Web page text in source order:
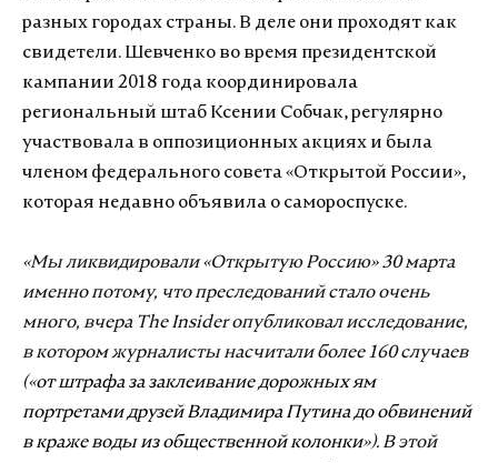
разных городах страны. В деле они проходят как
свидетели. Шевченко во время президентской
кампании 2018 года координировала
региональный штаб Ксении Собчак, регулярно
участвовала в оппозиционных акциях и была
членом федерального совета «Открытой России»,
которая недавно объявила о самороспуске.
«Мы ликвидировали «Открытую Россию» 30 марта
именно потому, что преследований стало очень
много, вчера The Insider опубликовал исследование,
в котором журналисты насчитали более 160 случаев
(«от штрафа за заклеивание дорожных ям
портретами друзей Владимира Путина до обвинений
в краже воды из общественной колонки»). В этой